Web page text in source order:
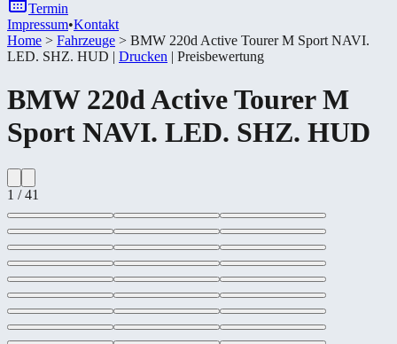
Termin
Impressum•Kontakt
Home > Fahrzeuge > BMW 220d Active Tourer M Sport NAVI.
LED. SHZ. HUD | Drucken | Preisbewertung
BMW 220d Active Tourer M
Sport NAVI. LED. SHZ. HUD
1 /41